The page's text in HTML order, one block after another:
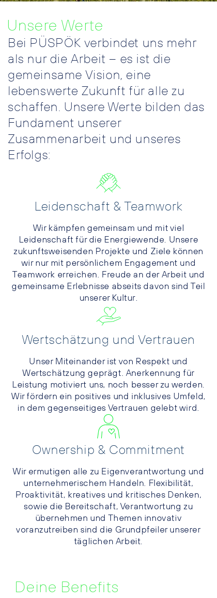
Unsere Werte
Bei PÜSPÖK verbindet uns mehr
als nur die Arbeit – es ist die
gemeinsame Vision, eine
lebenswerte Zukunft für alle zu
schaffen. Unsere Werte bilden das
Fundament unserer
Zusammenarbeit und unseres
Erfolgs:
Leidenschaft & Teamwork
Wir kämpfen gemeinsam und mit viel
Leidenschaft für die Energiewende. Unsere
zukunftsweisenden Projekte und Ziele können
wir nur mit persönlichem Engagement und
Teamwork erreichen. Freude an der Arbeit und
gemeinsame Erlebnisse abseits davon sind Teil
unserer Kultur.
Wertschätzung und Vertrauen
Unser Miteinander ist von Respekt und
Wertschätzung geprägt. Anerkennung für
Leistung motiviert uns, noch besser zu werden.
Wir fördern ein positives und inklusives Umfeld,
in dem gegenseitiges Vertrauen gelebt wird.
Ownership & Commitment
Wir ermutigen alle zu Eigenverantwortung und
unternehmerischem Handeln. Flexibilität,
Proaktivität, kreatives und kritisches Denken,
sowie die Bereitschaft, Verantwortung zu
übernehmen und Themen innovativ
voranzutreiben sind die Grundpfeiler unserer
täglichen Arbeit.
Deine Benefits